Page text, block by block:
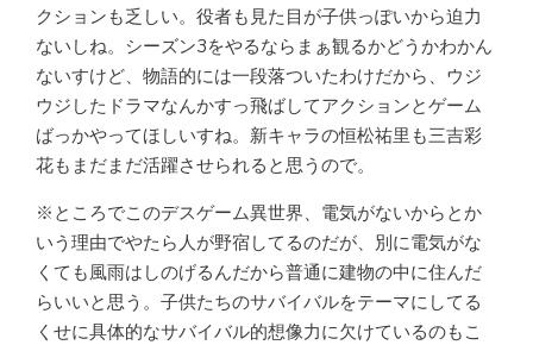
クションも乏しい。役者も見た目が子供っぽいから迫力
ないしね。シーズン3をやるならまぁ観るかどうかわかん
ないすけど、物語的には一段落ついたわけだから、ウジ
ウジしたドラマなんかすっ飛ばしてアクションとゲーム
ばっかやってほしいすね。新キャラの恒松祐里も三吉彩
花もまだまだ活躍させられると思うので。
※ところでこのデスゲーム異世界、電気がないからとか
いう理由でやたら人が野宿してるのだが、別に電気がな
くても風雨はしのげるんだから普通に建物の中に住んだ
らいいと思う。子供たちのサバイバルをテーマにしてる
くせに具体的なサバイバル的想像力に欠けているのもこ